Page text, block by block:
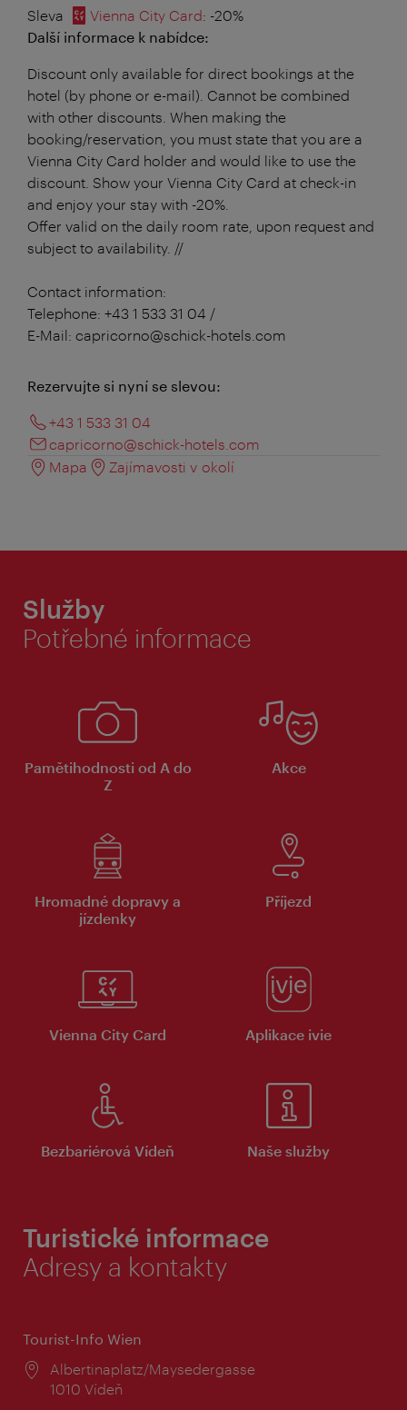
Sleva Vienna City Card: -20%
Další informace k nabídce:
Discount only available for direct bookings at the
hotel (by phone or e-mail). Cannot be combined
with other discounts. When making the
booking/reservation, you must state that you are a
Vienna City Card holder and would like to use the
discount. Show your Vienna City Card at check-in
and enjoy your stay with -20%.
Offer valid on the daily room rate, upon request and
subject to availability. //
Contact information:
Telephone: +43 1 533 31 04 /
E-Mail: capricorno@schick-hotels.com
Rezervujte si nyní se slevou:
+43 1 533 31 04
capricorno@schick-hotels.com
Mapa
Zajímavosti v okolí
Služby
Potřebné informace
Pamětihodnosti od A do
Z
Akce
Hromadné dopravy a
jízdenky
Příjezd
Vienna City Card Aplikace ivie
Bezbariérová Vídeň Naše služby
Turistické informace
Adresy a kontakty
Tourist-Info Wien
Místo:
Albertinaplatz/Maysedergasse
1010 Vídeň